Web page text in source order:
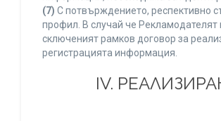
(7) С потвърждението, респективно
профил. В случай че Рекламодателят
сключеният рамков договор за
регистрацията информация.
IV.